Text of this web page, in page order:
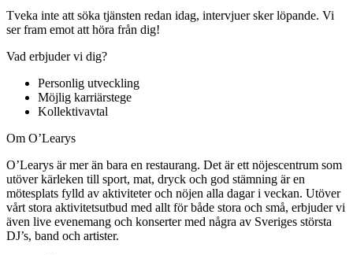
Tveka inte att söka tjänsten redan idag, intervjuer sker löpande. Vi
ser fram emot att höra från dig!
Vad erbjuder vi dig?
Personlig utveckling
Möjlig karriärstege
Kollektivavtal
Om O’Learys
O’Learys är mer än bara en restaurang. Det är ett nöjescentrum som
utöver kärleken till sport, mat, dryck och god stämning är en
mötesplats fylld av aktiviteter och nöjen alla dagar i veckan. Utöver
vårt stora aktivitetsutbud med allt för både stora och små, erbjuder vi
även live evenemang och konserter med några av Sveriges största
DJ’s, band och artister.